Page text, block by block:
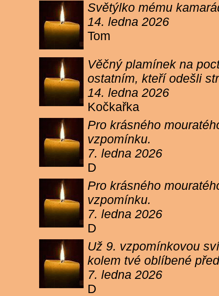
Světýlko mému
14. ledna 2026
Tom
Věčný plamínek na
ostatním, kteří odešli
14. ledna 2026
Kočkařka
Pro krásného
vzpomínku.
7. ledna 2026
D
Pro krásného
vzpomínku.
7. ledna 2026
D
Už 9. vzpomínkovou
kolem tvé oblíbené
7. ledna 2026
D